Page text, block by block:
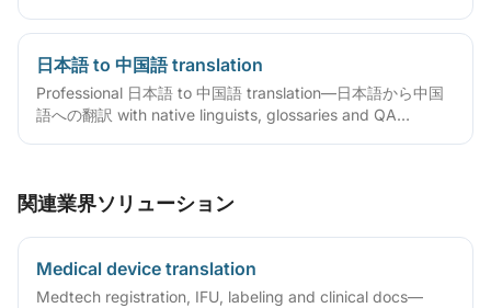
日本語 to 中国語 translation
Professional 日本語 to 中国語 translation—日本語から中国
語への翻訳 with native linguists, glossaries and QA
関連業界ソリューション
Medical device translation
Medtech registration, IFU, labeling and clinical docs—